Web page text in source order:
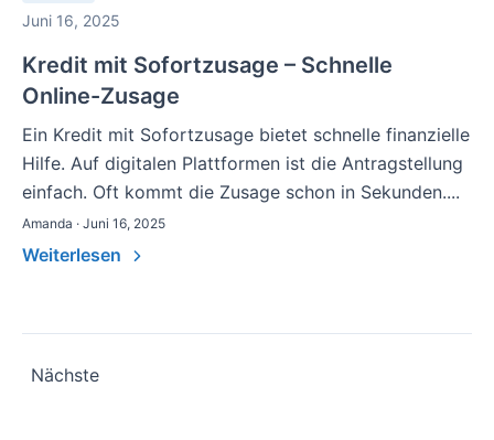
Juni 16, 2025
Kredit mit Sofortzusage – Schnelle
Online-Zusage
Ein Kredit mit Sofortzusage bietet schnelle finanzielle
Hilfe. Auf digitalen Plattformen ist die Antragstellung
einfach. Oft kommt die Zusage schon in Sekunden....
Amanda · Juni 16, 2025
Weiterlesen
Seitennummerierung
Nächste